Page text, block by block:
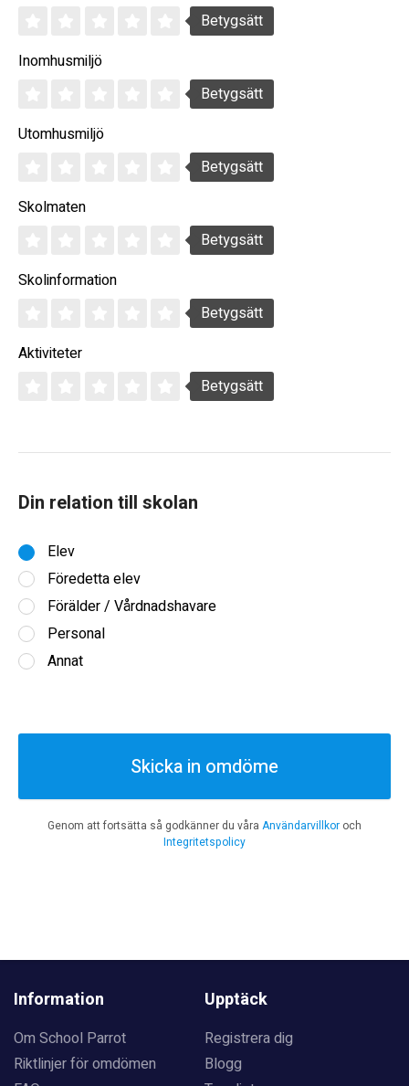
Betygsätt
Inomhusmiljö
Betygsätt
Utomhusmiljö
Betygsätt
Skolmaten
Betygsätt
Skolinformation
Betygsätt
Aktiviteter
Betygsätt
Din relation till skolan
Elev
Föredetta elev
Förälder / Vårdnadshavare
Personal
Annat
Skicka in omdöme
Genom att fortsätta så godkänner du våra Användarvillkor och
Integritetspolicy
Information
Om School Parrot
Riktlinjer för omdömen
Upptäck
Registrera dig
Blogg